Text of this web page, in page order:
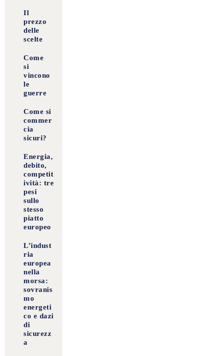
Il
prezzo
delle
scelte
Come
si
vincono
le
guerre
Come si
commer
cia
sicuri?
Energia,
debito,
competit
ività: tre
pesi
sullo
stesso
piatto
europeo
L’indust
ria
europea
nella
morsa:
sovranis
mo
energeti
co e dazi
di
sicurezz
a